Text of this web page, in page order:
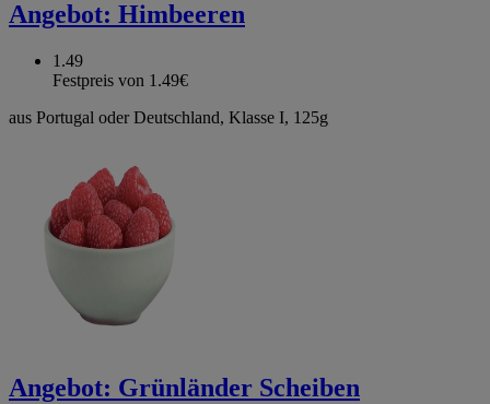
Angebot: Himbeeren
1.49
Festpreis von 1.49€
aus Portugal oder Deutschland, Klasse I, 125g
Angebot: Grünländer Scheiben